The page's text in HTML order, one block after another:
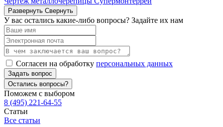
Развернуть Свернуть
У вас остались какие-либо вопросы? Задайте их нам
Согласен на обработку персональных данных
Задать вопрос
Остались вопросы?
Поможем с выбором
8 (495) 221-64-55
Статьи
Все статьи